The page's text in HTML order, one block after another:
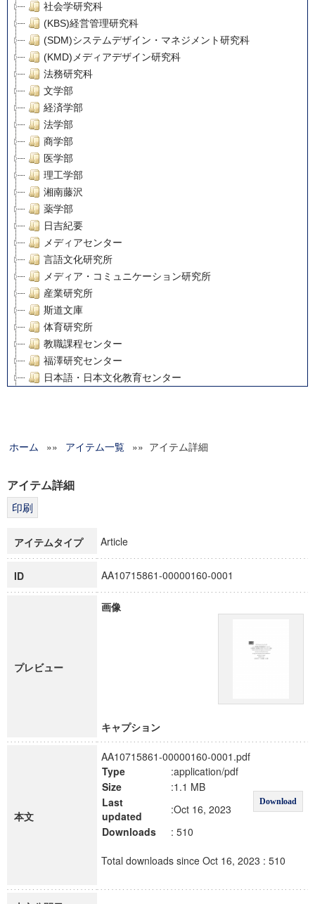
社会学研究科
(KBS)経営管理研究科
(SDM)システムデザイン・マネジメント研究科
(KMD)メディアデザイン研究科
法務研究科
文学部
経済学部
法学部
商学部
医学部
理工学部
湘南藤沢
薬学部
日吉紀要
メディアセンター
言語文化研究所
メディア・コミュニケーション研究所
産業研究所
斯道文庫
体育研究所
教職課程センター
福澤研究センター
日本語・日本文化教育センター
グローバルリサーチインスティテュート
科学研究費補助金研究成果報告書
博士課程教育リーディングプログラム「超成熟社会発展のサ
ホーム »» アイテム一覧 »» アイテム詳細
アイテム詳細
アイテムタイプ Article
ID AA10715861-00000160-0001
プレビュー
画像
キャプション
本文
AA10715861-00000160-0001.pdf
Type
:application/pdf
Download
Size
:1.1 MB
Last
updated
:Oct 16, 2023
Downloads
: 510
Total downloads since Oct 16, 2023 : 510